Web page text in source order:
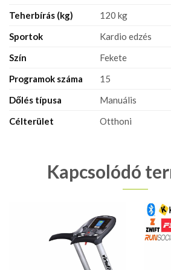
Teherbírás (kg)
120 kg
Sportok
Kardio edzés
Szín
Fekete
Programok száma
15
Dőlés típusa
Manuális
Célterület
Otthoni
Kapcsolódó